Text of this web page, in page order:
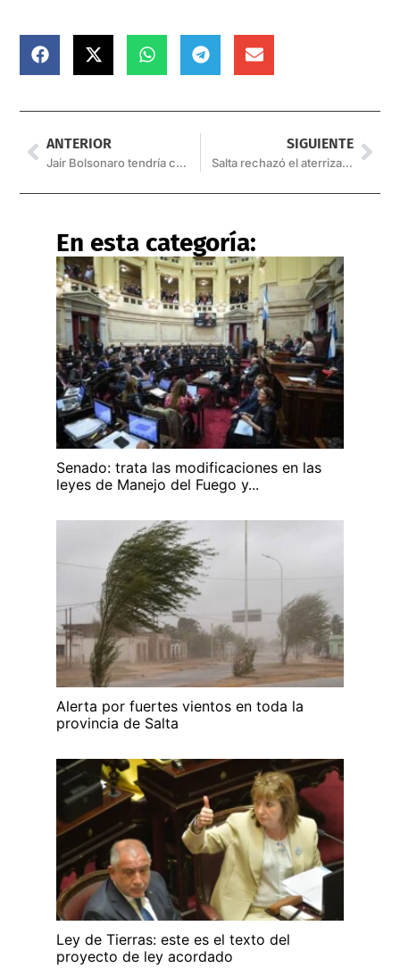
ANTERIOR
Jair Bolsonaro tendría coronavirus
SIGUIENTE
Salta rechazó el aterrizaje de un vuelo que pasó por Buenos Aires
En esta categoría:
Senado: trata las modificaciones en las
leyes de Manejo del Fuego y...
Alerta por fuertes vientos en toda la
provincia de Salta
Ley de Tierras: este es el texto del
proyecto de ley acordado